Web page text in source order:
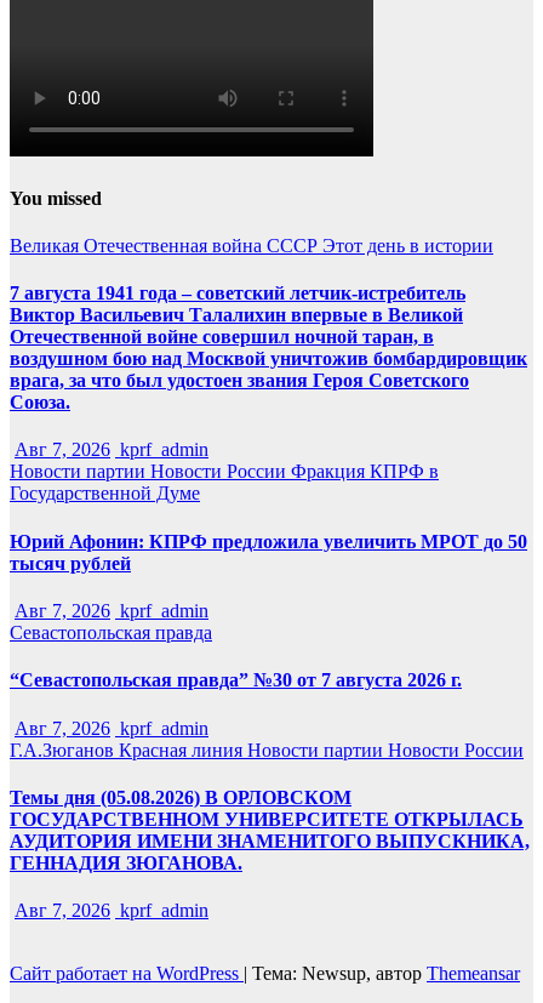
You missed
Великая Отечественная война СССР Этот день в истории
7 августа 1941 года – советский летчик-истребитель
Виктор Васильевич Талалихин впервые в Великой
Отечественной войне совершил ночной таран, в
воздушном бою над Москвой уничтожив бомбардировщик
врага, за что был удостоен звания Героя Советского
Союза.
Авг 7, 2026 kprf_admin
Новости партии Новости России Фракция КПРФ в
Государственной Думе
Юрий Афонин: КПРФ предложила увеличить МРОТ до 50
тысяч рублей
Авг 7, 2026 kprf_admin
Севастопольская правда
“Севастопольская правда” №30 от 7 августа 2026 г.
Авг 7, 2026 kprf_admin
Г.А.Зюганов Красная линия Новости партии Новости России
Темы дня (05.08.2026) В ОРЛОВСКОМ
ГОСУДАРСТВЕННОМ УНИВЕРСИТЕТЕ ОТКРЫЛАСЬ
АУДИТОРИЯ ИМЕНИ ЗНАМЕНИТОГО ВЫПУСКНИКА,
ГЕННАДИЯ ЗЮГАНОВА.
Авг 7, 2026 kprf_admin
Сайт работает на WordPress | Тема: Newsup, автор Themeansar